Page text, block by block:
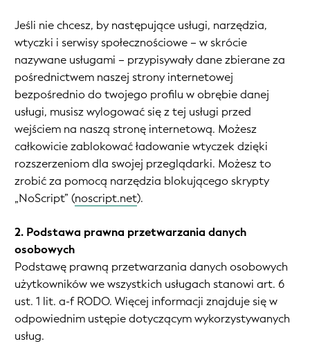
Jeśli nie chcesz, by następujące usługi, narzędzia,
wtyczki i serwisy społecznościowe – w skrócie
nazywane usługami – przypisywały dane zbierane za
pośrednictwem naszej strony internetowej
bezpośrednio do twojego profilu w obrębie danej
usługi, musisz wylogować się z tej usługi przed
wejściem na naszą stronę internetową. Możesz
całkowicie zablokować ładowanie wtyczek dzięki
rozszerzeniom dla swojej przeglądarki. Możesz to
zrobić za pomocą narzędzia blokującego skrypty
„NoScript” (noscript.net).
2. Podstawa prawna przetwarzania danych
osobowych
Podstawę prawną przetwarzania danych osobowych
użytkowników we wszystkich usługach stanowi art. 6
ust. 1 lit. a-f RODO. Więcej informacji znajduje się w
odpowiednim ustępie dotyczącym wykorzystywanych
usług.